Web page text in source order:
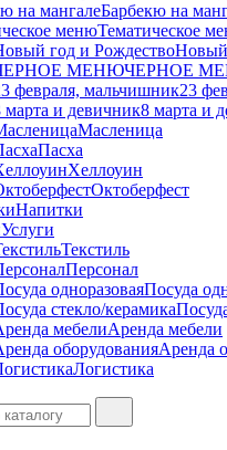
Барбекю на
Тематическое
Новый
ЧЕРНОЕ
23
8 марта и
Масленица
Пасха
Хеллоуин
Октоберфест
Напитки
Услуги
Текстиль
Персонал
Посуда
Аренда мебели
Аренда
Логистика